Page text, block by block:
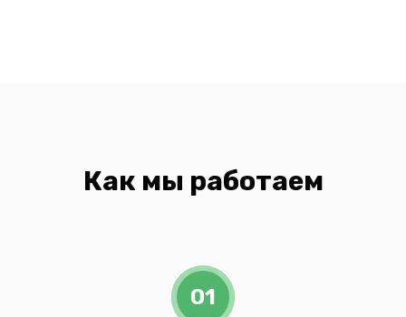
Как мы работаем
01